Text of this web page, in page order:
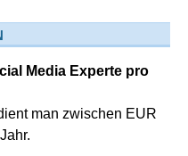
Media Experte pro
man zwischen EUR